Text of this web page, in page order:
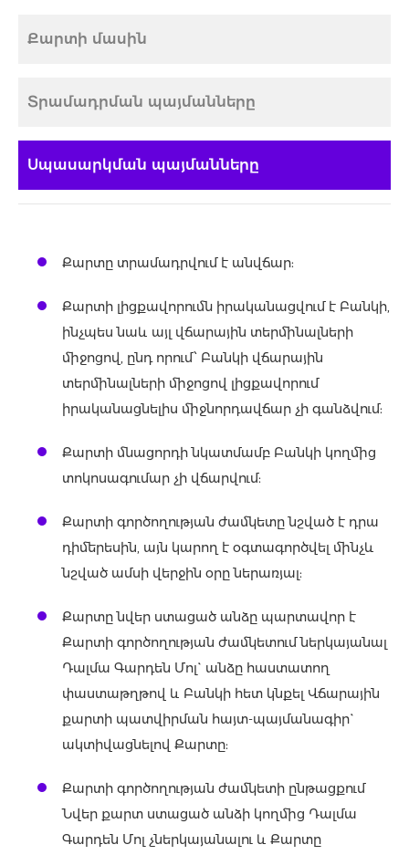
Քարտի մասին
Տրամադրման պայմանները
Սպասարկման պայմանները
Քարտը տրամադրվում է անվճար:
Քարտի լիցքավորումն իրականացվում է Բանկի,
ինչպես նաև այլ վճարային տերմինալների
միջոցով, ընդ որում՝ Բանկի վճարային
տերմինալների միջոցով լիցքավորում
իրականացնելիս միջնորդավճար չի գանձվում:
Քարտի մնացորդի նկատմամբ Բանկի կողմից
տոկոսագումար չի վճարվում:
Քարտի գործողության ժամկետը նշված է դրա
դիմերեսին, այն կարող է օգտագործվել մինչև
նշված ամսի վերջին օրը ներառյալ:
Քարտը նվեր ստացած անձը պարտավոր է
Քարտի գործողության ժամկետում ներկայանալ
Դալմա Գարդեն Մոլ` անձը հաստատող
փաստաթղթով և Բանկի հետ կնքել Վճարային
քարտի պատվիրման հայտ-պայմանագիր`
ակտիվացնելով Քարտը:
Քարտի գործողության ժամկետի ընթացքում
Նվեր քարտ ստացած անձի կողմից Դալմա
Գարդեն Մոլ չներկայանալու և Քարտը